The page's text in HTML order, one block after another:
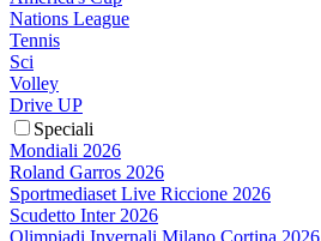
Nations League
Tennis
Sci
Volley
Drive UP
Speciali
Mondiali 2026
Roland Garros 2026
Sportmediaset Live Riccione 2026
Scudetto Inter 2026
Olimpiadi Invernali Milano Cortina 2026